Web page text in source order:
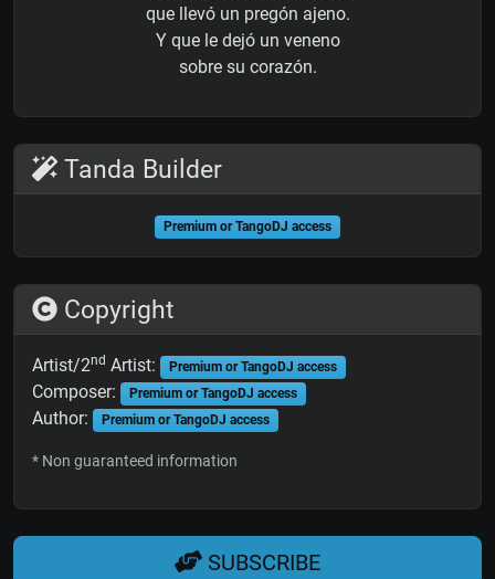
que llevó un pregón ajeno.
Y que le dejó un veneno
sobre su corazón.
Tanda Builder
Premium or TangoDJ access
Copyright
Artist/2nd Artist: Premium or TangoDJ access
Composer: Premium or TangoDJ access
Author: Premium or TangoDJ access
* Non guaranteed information
SUBSCRIBE